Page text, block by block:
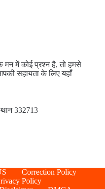
में कोई प्रश्न है, तो हमसे
सहायता के लिए यहाँ
332713
Correction Policy
Policy